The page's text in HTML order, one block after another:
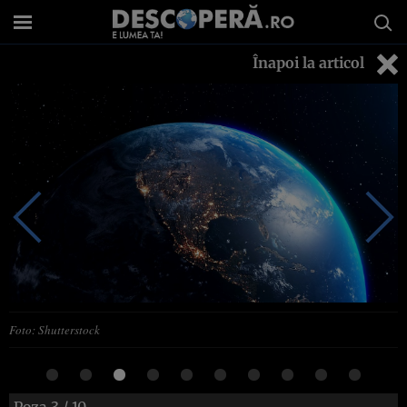
Înapoi la articol
Foto: Shutterstock